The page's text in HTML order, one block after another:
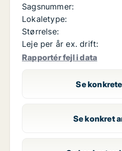
Sagsnummer:
Lokaletype:
Størrelse:
Leje per år ex. drift:
Rapportér fejl i data
Se
Se konkret